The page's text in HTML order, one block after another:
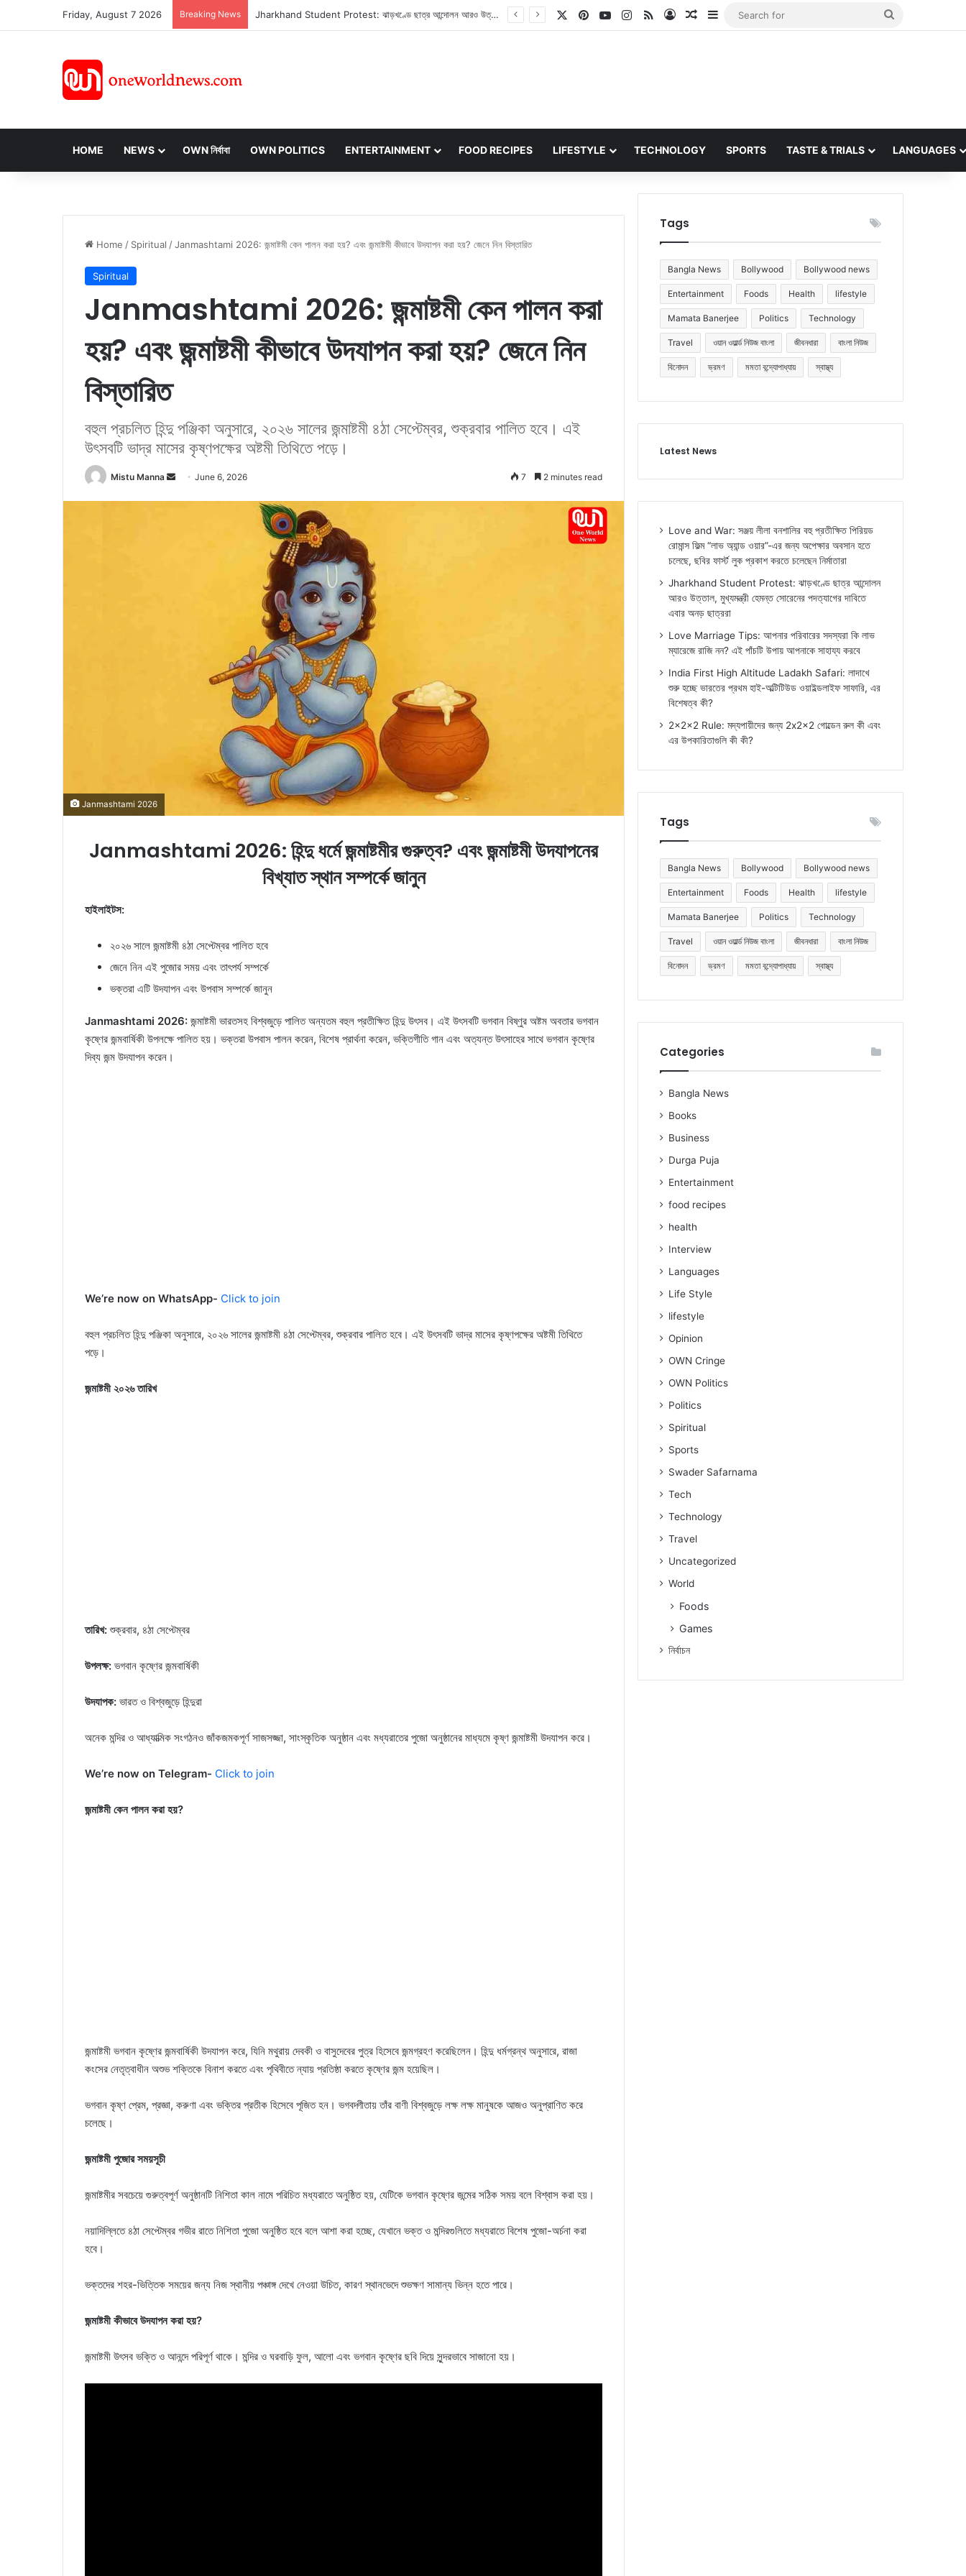
Friday, August 7 2026 Breaking News Love Marriage Tips: আপনার পরিবারের সদস্যরা কি লাভ ম্যারেজে রাজি নন? এই পাঁচটি উপায় আপনাকে সাহায্য করবে PinterestYouTubeInstagram
RSS Log InRandom Article
Sidebar
HOME NEWS OWN নির্বাবা OWN POLITICS ENTERTAINMENT FOOD RECIPES LIFESTYLE TECHNOLOGY SPORTS TASTE & TRIALS LANGUAGES
Home / Spiritual /Janmashtami 2026: জন্মাষ্টমী কেন পালন করা হয়? এবং জন্মাষ্টমী কীভাবে উদযাপন করা হয়? জেনে নিন বিস্তারিত
Spiritual
Janmashtami 2026: জন্মাষ্টমী কেন পালন করা
হয়? এবং জন্মাষ্টমী কীভাবে উদযাপন করা হয়? জেনে নিন
বিস্তারিত
বহুল প্রচলিত হিন্দু পঞ্জিকা অনুসারে, ২০২৬ সালের জন্মাষ্টমী ৪ঠা সেপ্টেম্বর, শুক্রবার পালিত হবে। এই
উৎসবটি ভাদ্র মাসের কৃষ্ণপক্ষের অষ্টমী তিথিতে পড়ে।
Mistu Manna June 6, 2026 7 2 minutes read
Janmashtami 2026
Janmashtami 2026: হিন্দু ধর্মে জন্মাষ্টমীর গুরুত্ব? এবং জন্মাষ্টমী উদযাপনের
বিখ্যাত স্থান সম্পর্কে জানুন
হাইলাইটস:
২০২৬ সালে জন্মাষ্টমী ৪ঠা সেপ্টেম্বর পালিত হবে
জেনে নিন এই পুজোর সময় এবং তাৎপর্য সম্পর্কে
ভক্তরা এটি উদযাপন এবং উপবাস সম্পর্কে জানুন
Janmashtami 2026: জন্মাষ্টমী ভারতসহ বিশ্বজুড়ে পালিত অন্যতম বহুল প্রতীক্ষিত হিন্দু উৎসব। এই উৎসবটি ভগবান বিষ্ণুর অষ্টম অবতার ভগবান
কৃষ্ণের জন্মবার্ষিকী উপলক্ষে পালিত হয়। ভক্তরা উপবাস পালন করেন, বিশেষ প্রার্থনা করেন, ভক্তিগীতি গান এবং অত্যন্ত উৎসাহের সাথে ভগবান কৃষ্ণের
দিব্য জন্ম উদযাপন করেন।
We’re now on WhatsApp- Click to join
বহুল প্রচলিত হিন্দু পঞ্জিকা অনুসারে, ২০২৬ সালের জন্মাষ্টমী ৪ঠা সেপ্টেম্বর, শুক্রবার পালিত হবে। এই উৎসবটি ভাদ্র মাসের কৃষ্ণপক্ষের অষ্টমী তিথিতে
পড়ে।
জন্মাষ্টমী ২০২৬ তারিখ
তারিখ: শুক্রবার, ৪ঠা সেপ্টেম্বর
উপলক্ষ: ভগবান কৃষ্ণের জন্মবার্ষিকী
উদযাপক: ভারত ও বিশ্বজুড়ে হিন্দুরা
অনেক মন্দির ও আধ্যাত্মিক সংগঠনও জাঁকজমকপূর্ণ সাজসজ্জা, সাংস্কৃতিক অনুষ্ঠান এবং মধ্যরাতের পুজো অনুষ্ঠানের মাধ্যমে কৃষ্ণ জন্মাষ্টমী উদযাপন করে।
We’re now on Telegram- Click to join
জন্মাষ্টমী কেন পালন করা হয়?
জন্মাষ্টমী ভগবান কৃষ্ণের জন্মবার্ষিকী উদযাপন করে, যিনি মথুরায় দেবকী ও বাসুদেবের পুত্র হিসেবে জন্মগ্রহণ করেছিলেন। হিন্দু ধর্মগ্রন্থ অনুসারে, রাজা
কংসের নেতৃত্বাধীন অশুভ শক্তিকে বিনাশ করতে এবং পৃথিবীতে ন্যায় প্রতিষ্ঠা করতে কৃষ্ণের জন্ম হয়েছিল।
ভগবান কৃষ্ণ প্রেম, প্রজ্ঞা, করুণা এবং ভক্তির প্রতীক হিসেবে পূজিত হন। ভগবদ্গীতায় তাঁর বাণী বিশ্বজুড়ে লক্ষ লক্ষ মানুষকে আজও অনুপ্রাণিত করে
চলেছে।
জন্মাষ্টমী পুজোর সময়সূচী
জন্মাষ্টমীর সবচেয়ে গুরুত্বপূর্ণ অনুষ্ঠানটি নিশিতা কাল নামে পরিচিত মধ্যরাতে অনুষ্ঠিত হয়, যেটিকে ভগবান কৃষ্ণের জন্মের সঠিক সময় বলে বিশ্বাস করা হয়।
নয়াদিল্লিতে ৪ঠা সেপ্টেম্বর গভীর রাতে নিশিতা পুজো অনুষ্ঠিত হবে বলে আশা করা হচ্ছে, যেখানে ভক্ত ও মন্দিরগুলিতে মধ্যরাতে বিশেষ পুজো-অর্চনা করা
হবে।
ভক্তদের শহর-ভিত্তিক সময়ের জন্য নিজ স্থানীয় পঞ্চাঙ্গ দেখে নেওয়া উচিত, কারণ স্থানভেদে শুভক্ষণ সামান্য ভিন্ন হতে পারে।
জন্মাষ্টমী কীভাবে উদযাপন করা হয়?
জন্মাষ্টমী উৎসব ভক্তি ও আনন্দে পরিপূর্ণ থাকে। মন্দির ও ঘরবাড়ি ফুল, আলো এবং ভগবান কৃষ্ণের ছবি দিয়ে সুন্দরভাবে সাজানো হয়।
Tags
Bangla News Bollywood Bollywood news
Entertainment Foods Health lifestyle
Mamata Banerjee Politics Technology
Travel ওয়ান ওয়ার্ল্ড নিউজ বাংলা জীবনধারা বাংলা নিউজ
বিনোদন ভ্রমণ মমতা বন্দ্যোপাধ্যায় স্বাস্থ্য
Latest News
Love and War: সঞ্জয় লীলা বনশালির বহু প্রতীক্ষিত পিরিয়ড
রোমান্স ফিল্ম “লাভ অ্যান্ড ওয়ার”-এর জন্য অপেক্ষার অবসান হতে
চলেছে, ছবির ফার্স্ট লুক প্রকাশ করতে চলেছেন নির্মাতারা
Jharkhand Student Protest: ঝাড়খণ্ডে ছাত্র আন্দোলন
আরও উত্তাল, মুখ্যমন্ত্রী হেমন্ত সোরেনের পদত্যাগের দাবিতে
এবার অনড় ছাত্ররা
Love Marriage Tips: আপনার পরিবারের সদস্যরা কি লাভ
ম্যারেজে রাজি নন? এই পাঁচটি উপায় আপনাকে সাহায্য করবে
India First High Altitude Ladakh Safari: লাদাখে
শুরু হচ্ছে ভারতের প্রথম হাই-অল্টিটিউড ওয়াইল্ডলাইফ সাফারি, এর
বিশেষত্ব কী?
2x2x2 Rule: মদ্যপায়ীদের জন্য 2x2x2 গোল্ডেন রুল কী এবং
এর উপকারিতাগুলি কী কী?
Tags
Bangla News Bollywood Bollywood news
Entertainment Foods Health lifestyle
Mamata Banerjee Politics Technology
Travel ওয়ান ওয়ার্ল্ড নিউজ বাংলা জীবনধারা বাংলা নিউজ
বিনোদন ভ্রমণ মমতা বন্দ্যোপাধ্যায় স্বাস্থ্য
Categories
Bangla News
Books
Business
Durga Puja
Entertainment
food recipes
health
Interview
Languages
Life Style
lifestyle
Opinion
OWN Cringe
OWN Politics
Politics
Spiritual
Sports
Swader Safarnama
Tech
Technology
Travel
Uncategorized
World
Foods
Games
নিৰ্বাচন